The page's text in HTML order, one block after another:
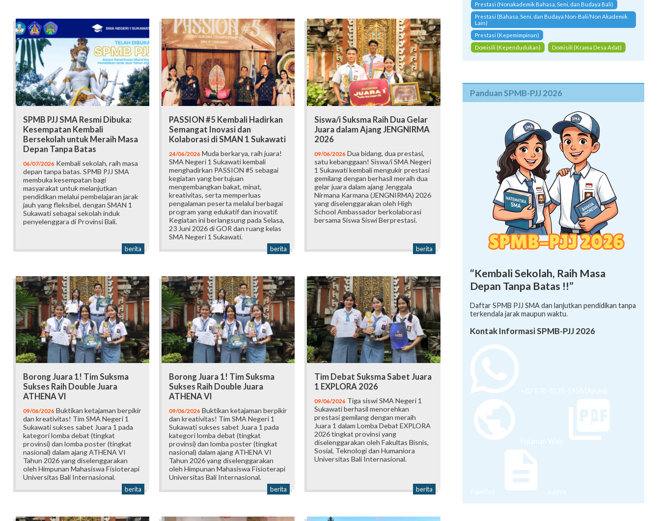
SPMB PJJ SMA Resmi Dibuka:
Kesempatan Kembali
Bersekolah untuk Meraih Masa
Depan Tanpa Batas
06/07/2026 Kembali sekolah, raih masa
depan tanpa batas. SPMB PJJ SMA
membuka kesempatan bagi
masyarakat untuk melanjutkan
pendidikan melalui pembelajaran jarak
jauh yang fleksibel, dengan SMAN 1
Sukawati sebagai sekolah induk
penyelenggara di Provinsi Bali.
berita
PASSION #5 Kembali Hadirkan
Semangat Inovasi dan
Kolaborasi di SMAN 1 Sukawati
24/06/2026 Muda berkarya, raih juara!
SMA Negeri 1 Sukawati kembali
menghadirkan PASSION #5 sebagai
kegiatan yang bertujuan
mengembangkan bakat, minat,
kreativitas, serta memperluas
pengalaman peserta melalui berbagai
program yang edukatif dan inovatif.
Kegiatan ini berlangsung pada Selasa,
23 Juni 2026 di GOR dan ruang kelas
SMA Negeri 1 Sukawati.
berita
Siswa/i Suksma Raih Dua Gelar
Juara dalam Ajang JENGNIRMA
2026
09/06/2026 Dua bidang, dua prestasi,
satu kebanggaan! Siswa/i SMA Negeri
1 Sukawati kembali mengukir prestasi
gemilang dengan berhasil meraih dua
gelar juara dalam ajang Jenggala
Nirmana Karmana (JENGNIRMA) 2026
yang diselenggarakan oleh High
School Ambassador berkolaborasi
bersama Siswa Siswi Berprestasi.
berita
Borong Juara 1! Tim Suksma
Sukses Raih Double Juara
ATHENA VI
09/06/2026 Buktikan ketajaman berpikir
dan kreativitas! Tim SMA Negeri 1
Sukawati sukses sabet Juara 1 pada
kategori lomba debat (tingkat
provinsi) dan lomba poster (tingkat
nasional) dalam ajang ATHENA VI
Tahun 2026 yang diselenggarakan
oleh Himpunan Mahasiswa Fisioterapi
Universitas Bali Internasional.
berita
Borong Juara 1! Tim Suksma
Sukses Raih Double Juara
ATHENA VI
09/06/2026 Buktikan ketajaman berpikir
dan kreativitas! Tim SMA Negeri 1
Sukawati sukses sabet Juara 1 pada
kategori lomba debat (tingkat
provinsi) dan lomba poster (tingkat
nasional) dalam ajang ATHENA VI
Tahun 2026 yang diselenggarakan
oleh Himpunan Mahasiswa Fisioterapi
Universitas Bali Internasional.
berita
Tim Debat Suksma Sabet Juara
1 EXPLORA 2026
09/06/2026 Tiga siswi SMA Negeri 1
Sukawati berhasil menorehkan
prestasi gemilang dengan meraih
Juara 1 dalam Lomba Debat EXPLORA
2026 tingkat provinsi yang
diselenggarakan oleh Fakultas Bisnis,
Sosial, Teknologi dan Humaniora
Universitas Bali Internasional.
berita
Prestasi (Nonakademik Bahasa, Seni, dan Budaya Bali)
Prestasi (Bahasa, Seni, dan Budaya Non-Bali/Non Akademik
Lain)
Prestasi (Kepemimpinan)
Domisili (Kependudukan)
Domisili (Krama Desa Adat)
Panduan SPMB-PJJ 2026
“Kembali Sekolah, Raih Masa
Depan Tanpa Batas !!”
Daftar SPMB PJJ SMA dan lanjutkan pendidikan tanpa
terkendala jarak maupun waktu.
Kontak Informasi SPMB-PJJ 2026
+62 878-8528-5958 (Ayumi)
Halaman Web
Pamflet Juknis